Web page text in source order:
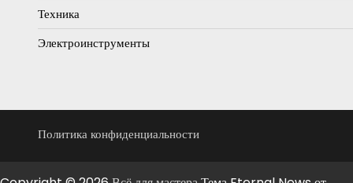
Техника
Электроинструменты
Политика конфиденциальности